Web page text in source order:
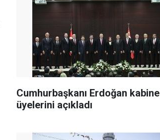
Cumhurbaşkanı Erdoğan kabine
üyelerini açıkladı